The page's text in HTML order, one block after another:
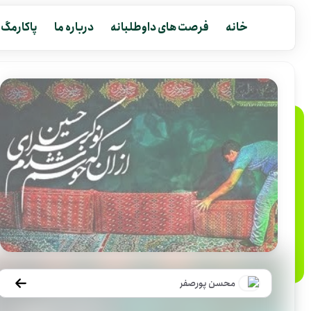
خانه فرصت های داوطلبانه درباره ما پاکارمگ
محسن پورصفر